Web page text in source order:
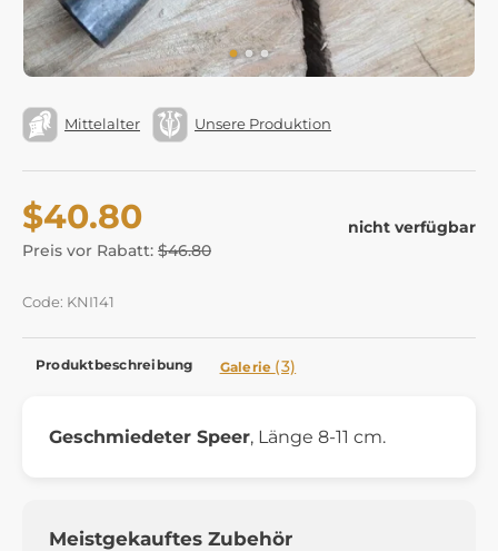
Mittelalter Unsere Produktion
$40.80
Preis vor Rabatt: $46.80
nicht verfügbar
Code: KNI141
Produktbeschreibung Galerie (3)
Geschmiedeter Speer, Länge 8-11 cm.
Meistgekauftes Zubehör